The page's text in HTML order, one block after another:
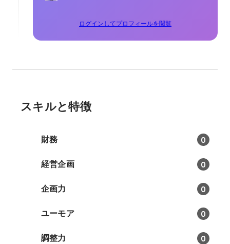
ログインしてプロフィールを閲覧
スキルと特徴
財務 0
経営企画 0
企画力 0
ユーモア 0
調整力 0